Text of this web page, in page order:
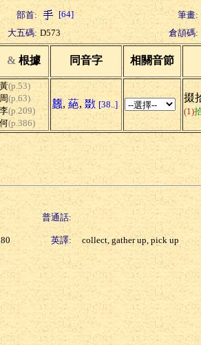
部首: [64]
筆畫:
大五碼: D573 倉頡碼:
& 根據 同音字 相關音節
黃(p.53)
周(p.63)
李(p.209)
何(p.386)
蠿, 蕝, 敪 [38..]
掇
(1)
普通話:
英譯: collect, gather up, pick up